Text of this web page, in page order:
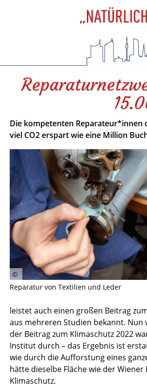
Die kompetenten Reparateur*innen
viel CO2 erspart wie eine Million
Reparatur von Textilien und Leder
leistet auch einen großen Beitrag
aus mehreren Studien bekannt. Nun
der Beitrag zum Klimaschutz 2022
Institut durch – das Ergebnis ist
wie durch die Aufforstung eines
hätte dieselbe Fläche wie der
Klimaschutz.